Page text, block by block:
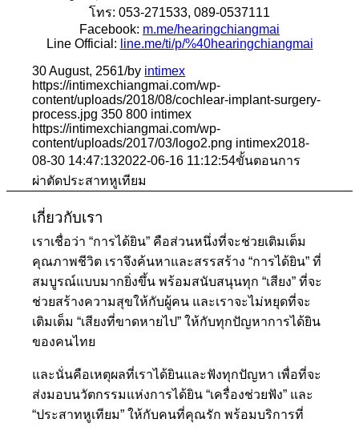
โทร: 053-271533, 089-0537111
Facebook: m.me/hearingchiangmai
Line Official: line.me/ti/p/%40hearingchiangmai
30 August, 2561/by intimex
https://intimexchiangmai.com/wp-
content/uploads/2018/08/cochlear-implant-surgery-
process.jpg 350 800 intimex
https://intimexchiangmai.com/wp-
content/uploads/2017/03/logo2.png intimex2018-
08-30 14:47:132022-06-16 11:12:54ขั้นตอนการ
ผ่าตัดประสาทหูเทียม
เกี่ยวกับเรา
เราเชื่อว่า “การได้ยิน” คือส่วนหนึ่งที่จะช่วยเติมเต็ม
คุณภาพชีวิต เราจึงค้นหาและสรรสร้าง “การได้ยิน” ที่
สมบูรณ์แบบมากยิ่งขึ้น พร้อมสนับสนุนทุก “เสียง” ที่จะ
ช่วยสร้างความสุขให้กับผู้คน และเราจะไม่หยุดที่จะ
เติมเต็ม “เสียงที่ขาดหายไป” ให้กับทุกปัญหาการได้ยิน
ของคนไทย
และนั่นคือเหตุผลที่เราได้ยินและฟังทุกปัญหา เพื่อที่จะ
ส่งมอบนวัตกรรมแห่งการได้ยิน “เครื่องช่วยฟัง” และ
“ประสาทหูเทียม” ให้กับคนที่คุณรัก พร้อมบริการที่